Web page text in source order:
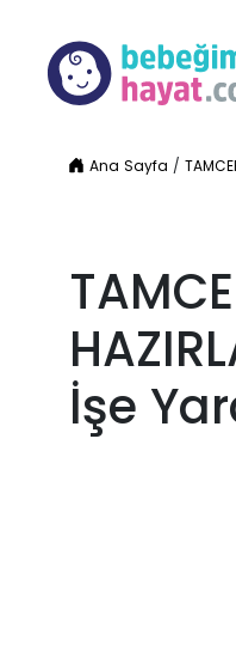
Ana Sayfa /
İşe